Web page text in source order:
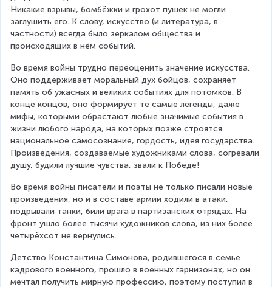
Никакие взрывы, бомбёжки и грохот пушек не могли
заглушить его. К слову, искусство (и литература, в
частности) всегда было зеркалом общества и
происходящих в нём событий.
Во время войны трудно переоценить значение искусства.
Оно поддерживает моральный дух бойцов, сохраняет
память об ужасных и великих событиях для потомков. В
конце концов, оно формирует те самые легенды, даже
мифы, которыми обрастают любые значимые события в
жизни любого народа, на которых позже строятся
национальное самосознание, гордость, идея государства.
Произведения, создаваемые художниками слова, согревали
душу, будили лучшие чувства, звали к Победе!
Во время войны писатели и поэты не только писали новые
произведения, но и в составе армии ходили в атаки,
подрывали танки, били врага в партизанских отрядах. На
фронт ушло более тысячи художников слова, из них более
четырёхсот не вернулись.
Детство Константина Симонова, родившегося в семье
кадрового военного, прошло в военных гарнизонах, но он
мечтал получить мирную профессию, поэтому поступил в